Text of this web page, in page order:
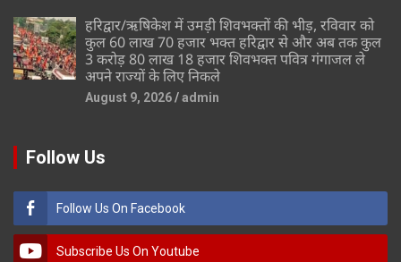
हरिद्वार/ऋषिकेश में उमड़ी शिवभक्तों की भीड़, रविवार को
कुल 60 लाख 70 हजार भक्त हरिद्वार से और अब तक कुल
3 करोड़ 80 लाख 18 हजार शिवभक्त पवित्र गंगाजल ले
अपने राज्यों के लिए निकले
August 9, 2026 admin
Follow Us
Follow Us On Facebook
Subscribe Us On Youtube